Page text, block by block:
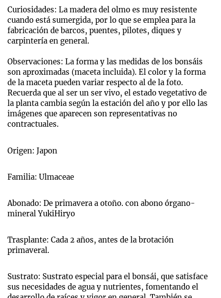
Curiosidades: La madera del olmo es muy resistente
cuando está sumergida, por lo que se emplea para la
fabricación de barcos, puentes, pilotes, diques y
carpintería en general.
Observaciones: La forma y las medidas de los bonsáis
son aproximadas (maceta incluida). El color y la forma
de la maceta pueden variar respecto al de la foto.
Recuerda que al ser un ser vivo, el estado vegetativo de
la planta cambia según la estación del año y por ello las
imágenes que aparecen son representativas no
contractuales.
Origen: Japon
Familia: Ulmaceae
Abonado: De primavera a otoño. con abono órgano-
mineral YukiHiryo
Trasplante: Cada 2 años, antes de la brotación
primaveral.
Sustrato: Sustrato especial para el bonsái, que satisface
sus necesidades de agua y nutrientes, fomentando el